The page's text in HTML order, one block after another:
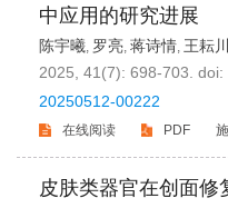
中应用的研究进展
陈宇曦, 罗亮, 蒋诗情, 王耘川
2025, 41(7): 698-703. doi:
20250512-00222
在线阅读 PDF
皮肤类器官在创面修